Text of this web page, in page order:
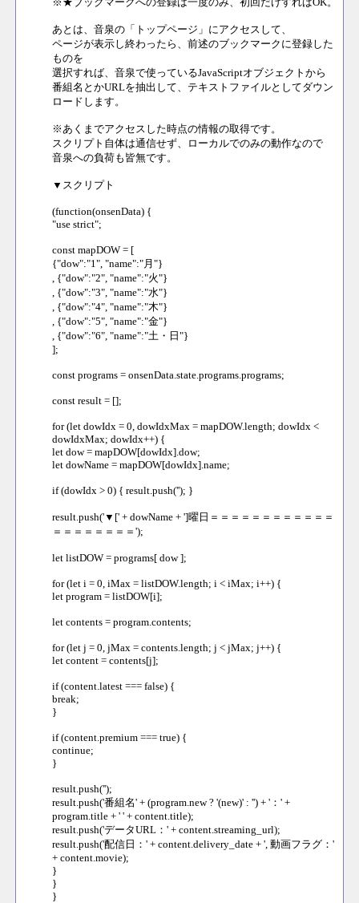
あとは、音泉の「トップページ」にアクセスして、
ページが表示し終わったら、前述のブックマークに登録した
ものを
選択すれば、音泉で使っているJavaScriptオブジェクトから
番組名とかURLを抽出して、テキストファイルとしてダウン
ロードします。
※あくまでアクセスした時点の情報の取得です。
スクリプト自体は通信せず、ローカルでのみの動作なので
音泉への負荷も皆無です。
▼スクリプト
(function(onsenData) {
"use strict";
const mapDOW = [
{"dow":"1", "name":"月"}
, {"dow":"2", "name":"火"}
, {"dow":"3", "name":"水"}
, {"dow":"4", "name":"木"}
, {"dow":"5", "name":"金"}
, {"dow":"6", "name":"土・日"}
];
const programs = onsenData.state.programs.programs;
const result = [];
for (let dowIdx = 0, dowIdxMax = mapDOW.length; dowIdx <
dowIdxMax; dowIdx++) {
let dow = mapDOW[dowIdx].dow;
let dowName = mapDOW[dowIdx].name;
if (dowIdx > 0) { result.push(''); }
result.push('▼[' + dowName + ']曜日＝＝＝＝＝＝＝＝＝＝＝＝
＝＝＝＝＝＝＝＝');
let listDOW = programs[ dow ];
for (let i = 0, iMax = listDOW.length; i < iMax; i++) {
let program = listDOW[i];
let contents = program.contents;
for (let j = 0, jMax = contents.length; j < jMax; j++) {
let content = contents[j];
if (content.latest === false) {
break;
}
if (content.premium === true) {
continue;
}
result.push('');
result.push('番組名' + (program.new ? '(new)' : '') + '：' +
program.title + ' ' + content.title);
result.push('データURL：' + content.streaming_url);
result.push('配信日：' + content.delivery_date + ', 動画フラグ：'
+ content.movie);
}
}
}